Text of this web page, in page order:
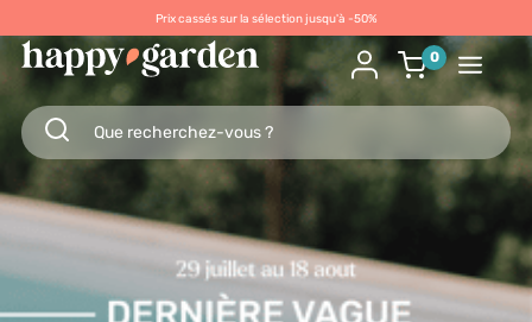
Prix cassés sur la sélection jusqu'à -50%
0